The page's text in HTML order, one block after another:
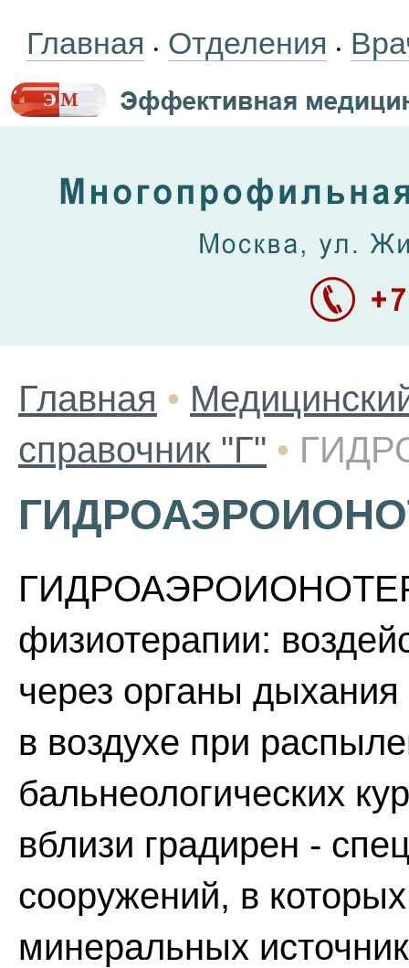
Главная • Отделения •
Главная •
справочник "Г" •
физиотерапии:
через органы
в воздухе при
бальнеологических
вблизи градирен -
сооружений, в
минеральных